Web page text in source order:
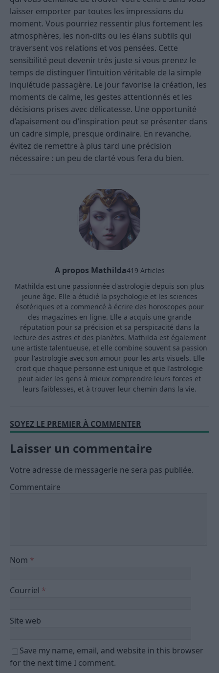
laisser emporter par toutes les impressions du
moment. Vous pourriez ressentir plus fortement les
atmosphères, les non-dits ou les élans subtils qui
traversent vos relations et vos pensées. Cette
sensibilité peut devenir très juste si vous prenez le
temps de distinguer l’intuition véritable de la simple
inquiétude passagère. Le jour favorise la création, les
moments de calme, les gestes attentionnés et les
décisions prises avec délicatesse. Une opportunité
d’apaisement ou d’inspiration peut se présenter dans
un cadre simple, presque ordinaire. En revanche,
évitez de remettre à plus tard une précision
nécessaire : un peu de clarté vous fera du bien.
A propos Mathilda419 Articles
Mathilda est une passionnée d'astrologie depuis son plus
jeune âge. Elle a étudié la psychologie et les sciences
ésotériques et a commencé à écrire des horoscopes pour
des magazines en ligne. Elle a acquis une grande
réputation pour sa précision et sa perspicacité dans la
lecture des astres et des planètes. Mathilda est également
une artiste talentueuse, et elle combine souvent sa passion
pour l'astrologie avec son amour pour les arts visuels. Elle
croit que chaque personne est unique et que l'astrologie
peut aider les gens à mieux comprendre leurs forces et
leurs faiblesses, et à trouver leur chemin dans la vie.
SOYEZ LE PREMIER À COMMENTER
Laisser un commentaire
Votre adresse de messagerie ne sera pas publiée.
Commentaire
Nom *
Courriel *
Site web
Save my name, email, and website in this browser
for the next time I comment.